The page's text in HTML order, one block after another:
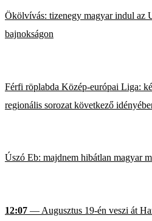
Ökölvívás: tizenegy magyar indul az
bajnokságon
Férfi röplabda Közép-európai Liga:
regionális sorozat következő
Úszó Eb: majdnem hibátlan magyar
12:07 — Augusztus 19-én veszi át